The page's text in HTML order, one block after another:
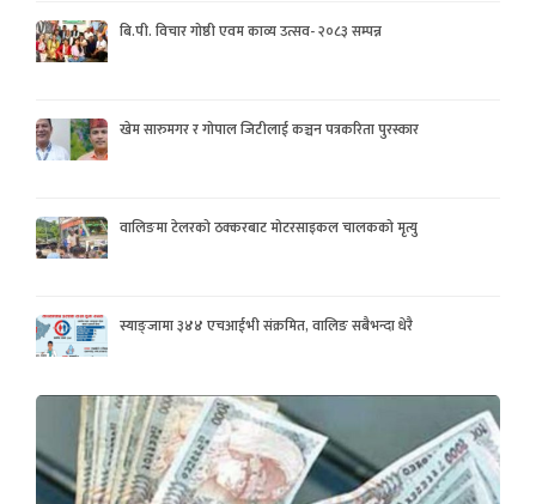
बि.पी. विचार गोष्ठी एवम काव्य उत्सव- २०८३ सम्पन्न
खेम सारुमगर र गोपाल जिटीलाई कञ्चन पत्रकरिता पुरस्कार
वालिङमा टेलरको ठक्करबाट मोटरसाइकल चालकको मृत्यु
स्याङ्जामा ३४४ एचआईभी संक्रमित, वालिङ सबैभन्दा धेरै